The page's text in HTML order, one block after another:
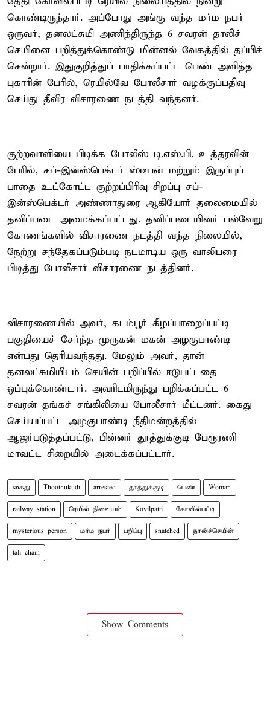
கொண்டிருந்தார். அப்போது அங்கு வந்த மர்ம நபர்
ஒருவர், தனலட்சுமி அணிந்திருந்த 6 சவரன் தாலிச்
செயினை பறித்துக்கொண்டு மின்னல் வேகத்தில் தப்பிச்
சென்றார். இதுகுறித்துப் பாதிக்கப்பட்ட பெண் அளித்த
புகாரின் பேரில், ரெயில்வே போலீசார் வழக்குப்பதிவு
செய்து தீவிர விசாரணை நடத்தி வந்தனர்.
குற்றவாளியை பிடிக்க போலீஸ் டி.எஸ்.பி. உத்தரவின்
பேரில், சப்-இன்ஸ்பெக்டர் ஸ்டீபன் மற்றும் இருப்புப்
பாதை உட்கோட்ட குற்றப்பிரிவு சிறப்பு சப்-
இன்ஸ்பெக்டர் அண்ணாதுரை ஆகியோர் தலைமையில்
தனிப்படை அமைக்கப்பட்டது. தனிப்படையினர் பல்வேறு
கோணங்களில் விசாரணை நடத்தி வந்த நிலையில்,
நேற்று சந்தேகப்படும்படி நடமாடிய ஒரு வாலிபரை
பிடித்து போலீசார் விசாரணை நடத்தினர்.
விசாரணையில் அவர், கடம்பூர் கீழப்பாறைப்பட்டி
பகுதியைச் சேர்ந்த முருகன் மகன் அழகுபாண்டி
என்பது தெரியவந்தது. மேலும் அவர், தான்
தனலட்சுமியிடம் செயின் பறிப்பில் ஈடுபட்டதை
ஒப்புக்கொண்டார். அவரிடமிருந்து பறிக்கப்பட்ட 6
சவரன் தங்கச் சங்கிலியை போலீசார் மீட்டனர். கைது
செய்யப்பட்ட அழகுபாண்டி நீதிமன்றத்தில்
ஆஜர்படுத்தப்பட்டு, பின்னர் தூத்துக்குடி பேரூரணி
மாவட்ட சிறையில் அடைக்கப்பட்டார்.
கைது Thoothukudi arrested தூத்துக்குடி பெண் Woman
railway station ரெயில் நிலையம் Kovilpatti கோவில்பட்டி
mysterious person மர்ம நபர் பறிப்பு snatched தாலிச்செயின்
tali chain
Show Comments